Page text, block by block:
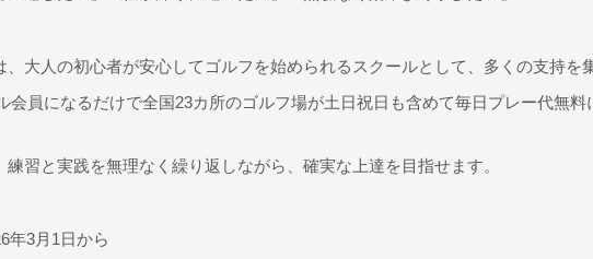
大人の初心者が安心してゴルフを始められるスクールとして、多くの支持を
会員になるだけで全国23カ所のゴルフ場が土日祝日も含めて毎日プレー代無料
習と実践を無理なく繰り返しながら、確実な上達を目指せます。
年3月1日から